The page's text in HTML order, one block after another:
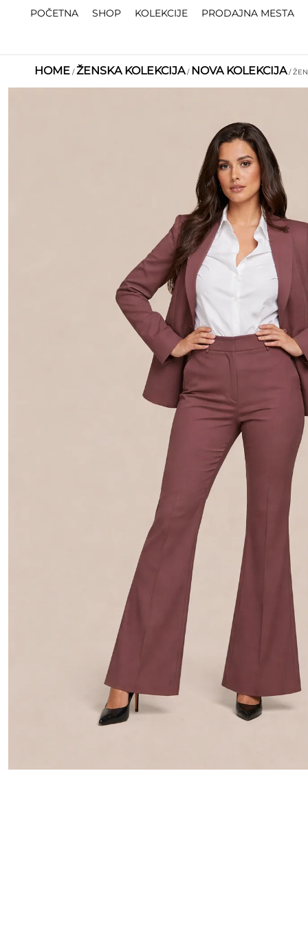
POČETNA SHOP KOLEKCIJE PRODAJNA MESTA
HOME /ŽENSKA KOLEKCIJA/ NOVA KOLEKCIJA/